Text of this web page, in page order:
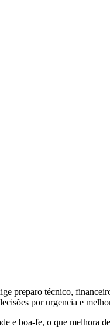
preparo técnico,
por urgencia e
e boa-fe, o que melhora